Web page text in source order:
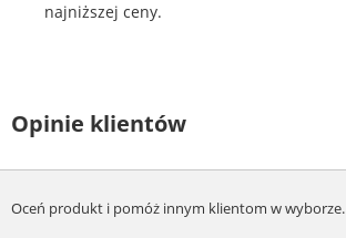
najniższej ceny.
Opinie klientów
Oceń produkt i pomóż innym klientom w wyborze.